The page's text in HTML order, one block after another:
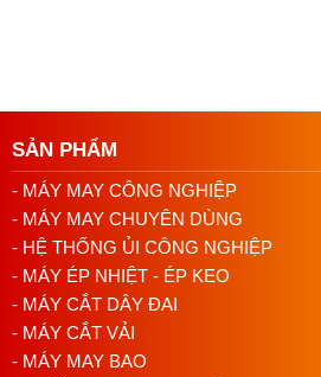
SẢN PHẨM
- MÁY MAY CÔNG NGHIỆP
- MÁY MAY CHUYÊN DÙNG
- HỆ THỐNG ỦI CÔNG NGHIỆP
- MÁY ÉP NHIỆT - ÉP KEO
- MÁY CẮT DÂY ĐAI
- MÁY CẮT VẢI
- MÁY MAY BAO